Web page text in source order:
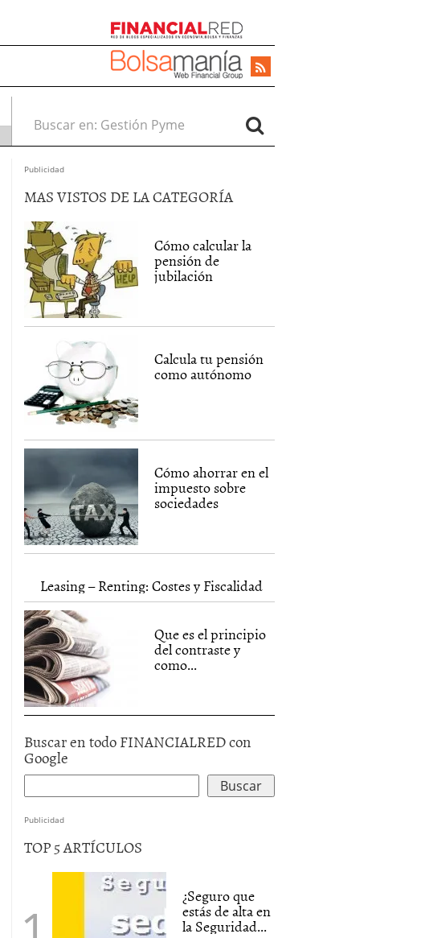
Buscar en:
Publicidad
MAS VISTOS DE LA CATEGORÍA
Cómo calcular la
pensión de
jubilación
Calcula tu pensión
como autónomo
Cómo ahorrar en el
impuesto sobre
sociedades
Leasing – Renting: Costes y Fiscalidad
Que es el principio
del contraste y
como...
Buscar en todo FINANCIALRED con
Google
Publicidad
TOP 5 ARTÍCULOS
¿Seguro que
estás de alta en
la Seguridad...